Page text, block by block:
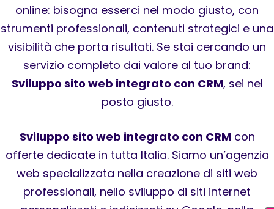
online: bisogna esserci nel modo giusto, con
strumenti professionali, contenuti strategici e una
visibilità che porta risultati. Se stai cercando un
servizio completo dai valore al tuo brand:
Sviluppo sito web integrato con CRM, sei nel
posto giusto.
Sviluppo sito web integrato con CRMcon
offerte dedicate in tutta Italia. Siamo un’agenzia
web specializzata nella creazione di siti web
professionali, nello sviluppo di siti internet